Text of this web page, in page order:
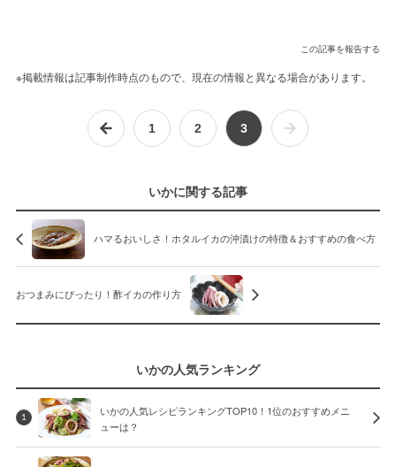
この記事を報告する
※掲載情報は記事制作時点のもので、現在の情報と異なる場合があります。
1 2 3
いかに関する記事
ハマるおいしさ！ホタルイカの沖漬けの特徴＆おすすめの食べ方
おつまみにぴったり！酢イカの作り方
いかの人気ランキング
1
いかの人気レシピランキングTOP10！1位のおすすめメニ
ューは？